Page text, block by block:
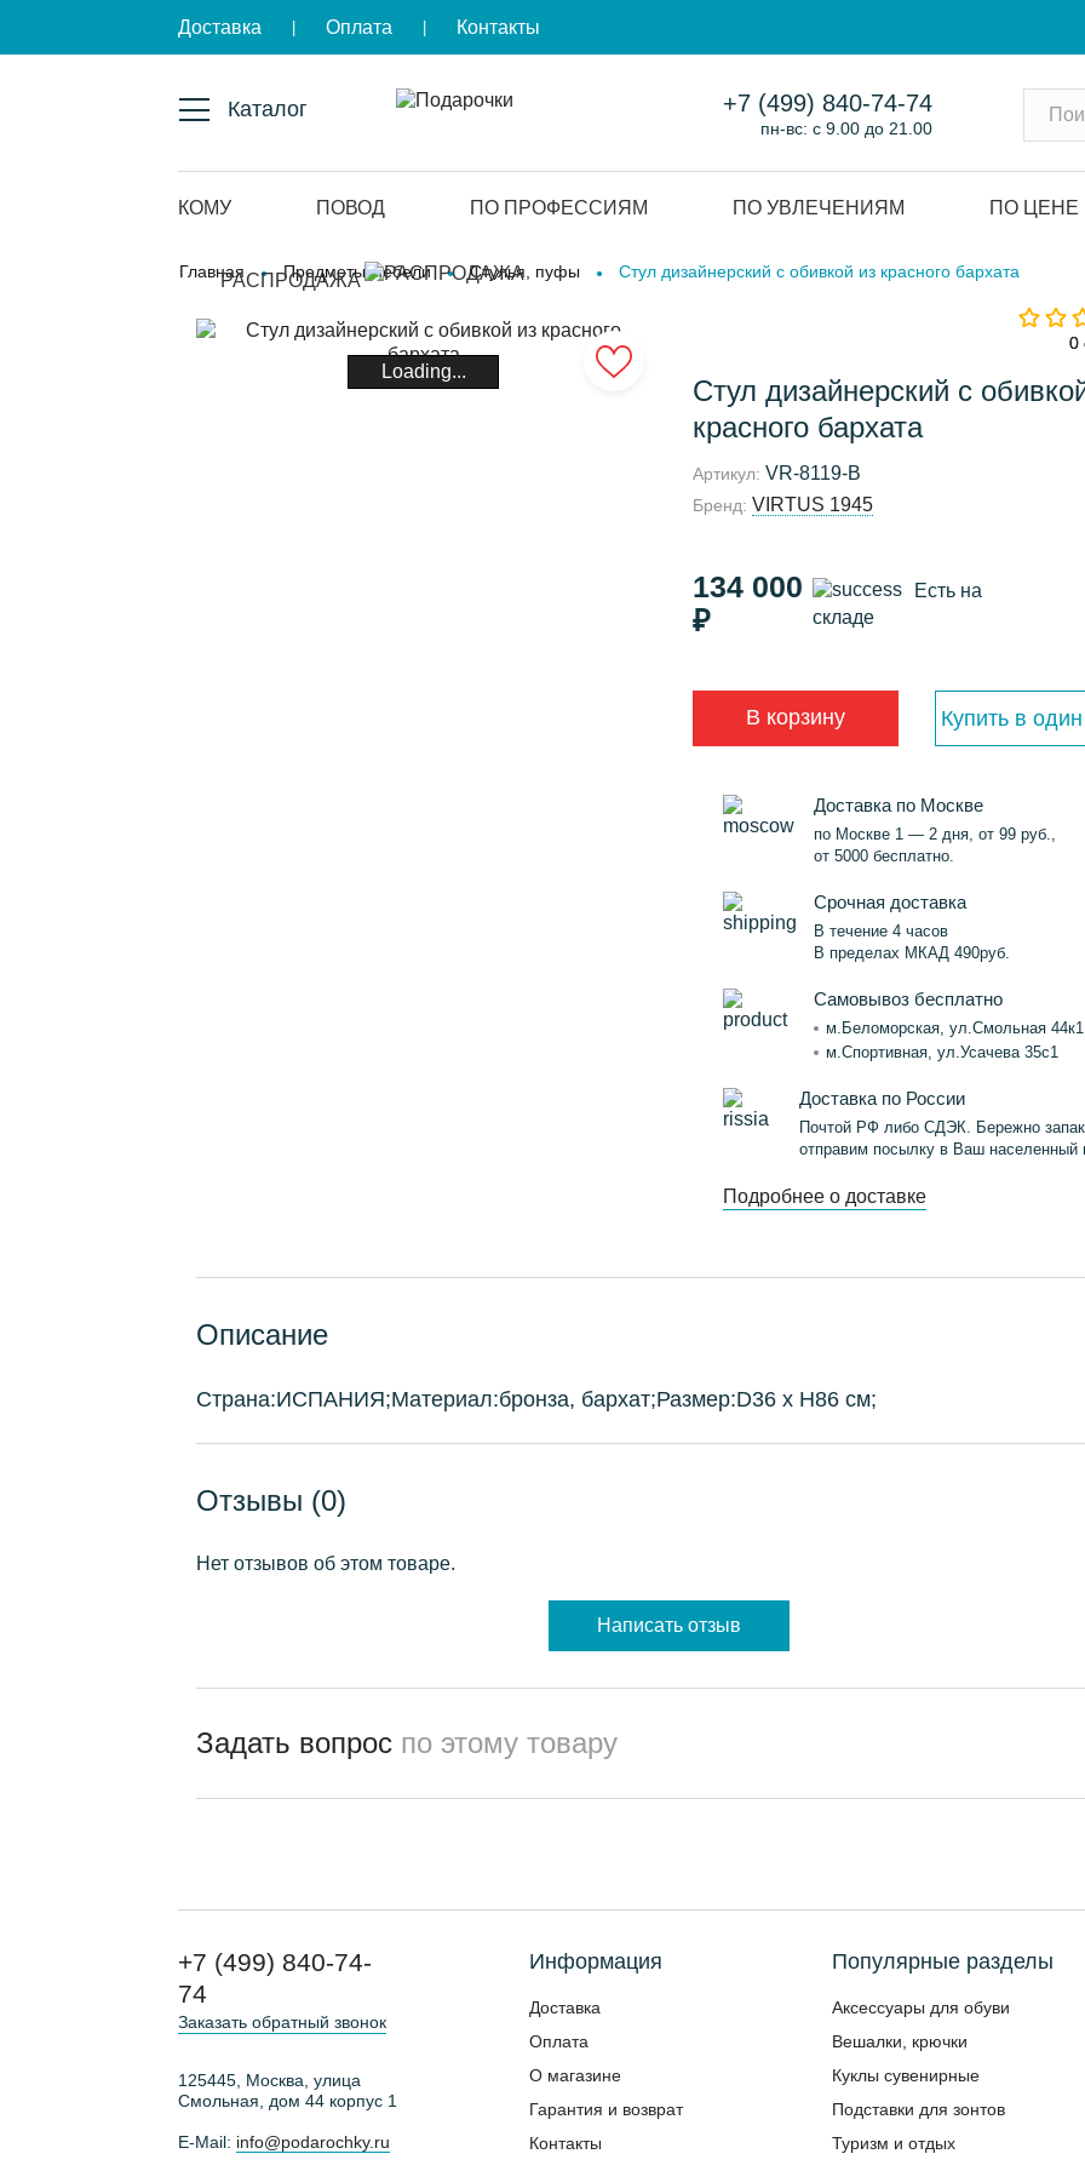
Доставка Оплата Контакты
КОМУ ПОВОД ПО ПРОФЕССИЯМ ПО УВЛЕЧЕНИЯМ ПО ЦЕНЕ
РАСПРОДАЖА
Каталог +7 (499) 840-74-74
пн-вс: с 9.00 до 21.00
Главная Предметы мебели Стулья, пуфы Стул дизайнерский с обивкой из красного бархата
Loading...
0
Стул дизайнерский с
красного бархата
Артикул: VR-8119-B
Бренд: VIRTUS 1945
0
134 000
₽
Есть на
складе
В корзину Купить в
Доставка по Москве
по Москве 1 — 2 дня, от 99 руб.,
от 5000 бесплатно.
Срочная доставка
В течение 4 часов
В пределах МКАД 490руб.
Самовывоз бесплатно
м.Беломорская, ул.Смольная 44к1
м.Спортивная, ул.Усачева 35с1
Доставка по России
Почтой РФ либо СДЭК. Бережно
отправим посылку в Ваш населенный
Подробнее о доставке
Описание
Страна:ИСПАНИЯ;Материал:бронза, бархат;Размер:D36 х H86 см;
Отзывы (0)
Нет отзывов об этом товаре.
Написать отзыв
Задать вопрос по этому товару
+7 (499) 840-74-
74
Заказать обратный звонок
125445, Москва, улица
Смольная, дом 44 корпус 1
E-Mail: info@podarochky.ru
Информация
Доставка
Оплата
О магазине
Гарантия и возврат
Контакты
Популярные разделы
Аксессуары для обуви
Вешалки, крючки
Куклы сувенирные
Подставки для зонтов
Туризм и отдых